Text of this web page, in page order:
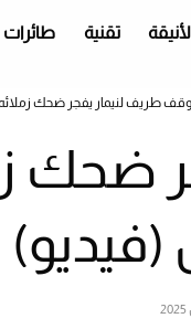
تقنية طائرات
طريف لنيمار يفجر ضحك
ضحك